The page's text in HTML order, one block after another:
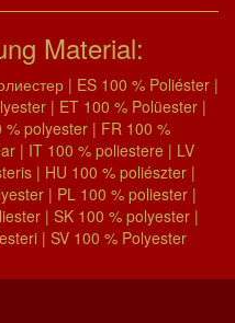
Material:
| ES 100 % Poliéster |
| ET 100 % Polüester |
polyester | FR 100 %
| IT 100 % poliestere | LV
| HU 100 % poliészter |
| PL 100 % poliester |
| SK 100 % polyester |
| SV 100 % Polyester